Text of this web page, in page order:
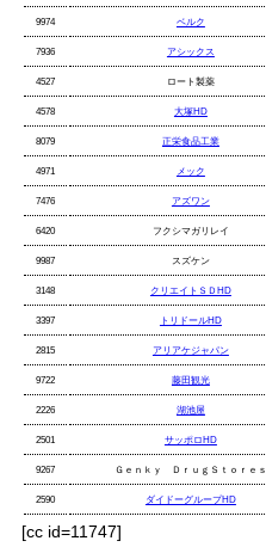
9974 ベルク
7936 アシックス
4527 ロート製薬
4578 大塚HD
8079 正栄食品工業
4971 メック
7476 アズワン
6420 フクシマガリレイ
9987 スズケン
3148 クリエイトＳＤHD
3397 トリドールHD
2815 アリアケジャパン
9722 藤田観光
2226 湖池屋
2501 サッポロHD
9267 Ｇｅｎｋｙ ＤｒｕｇＳｔｏｒｅｓ
2590 ダイドーグループHD
[cc id=11747]